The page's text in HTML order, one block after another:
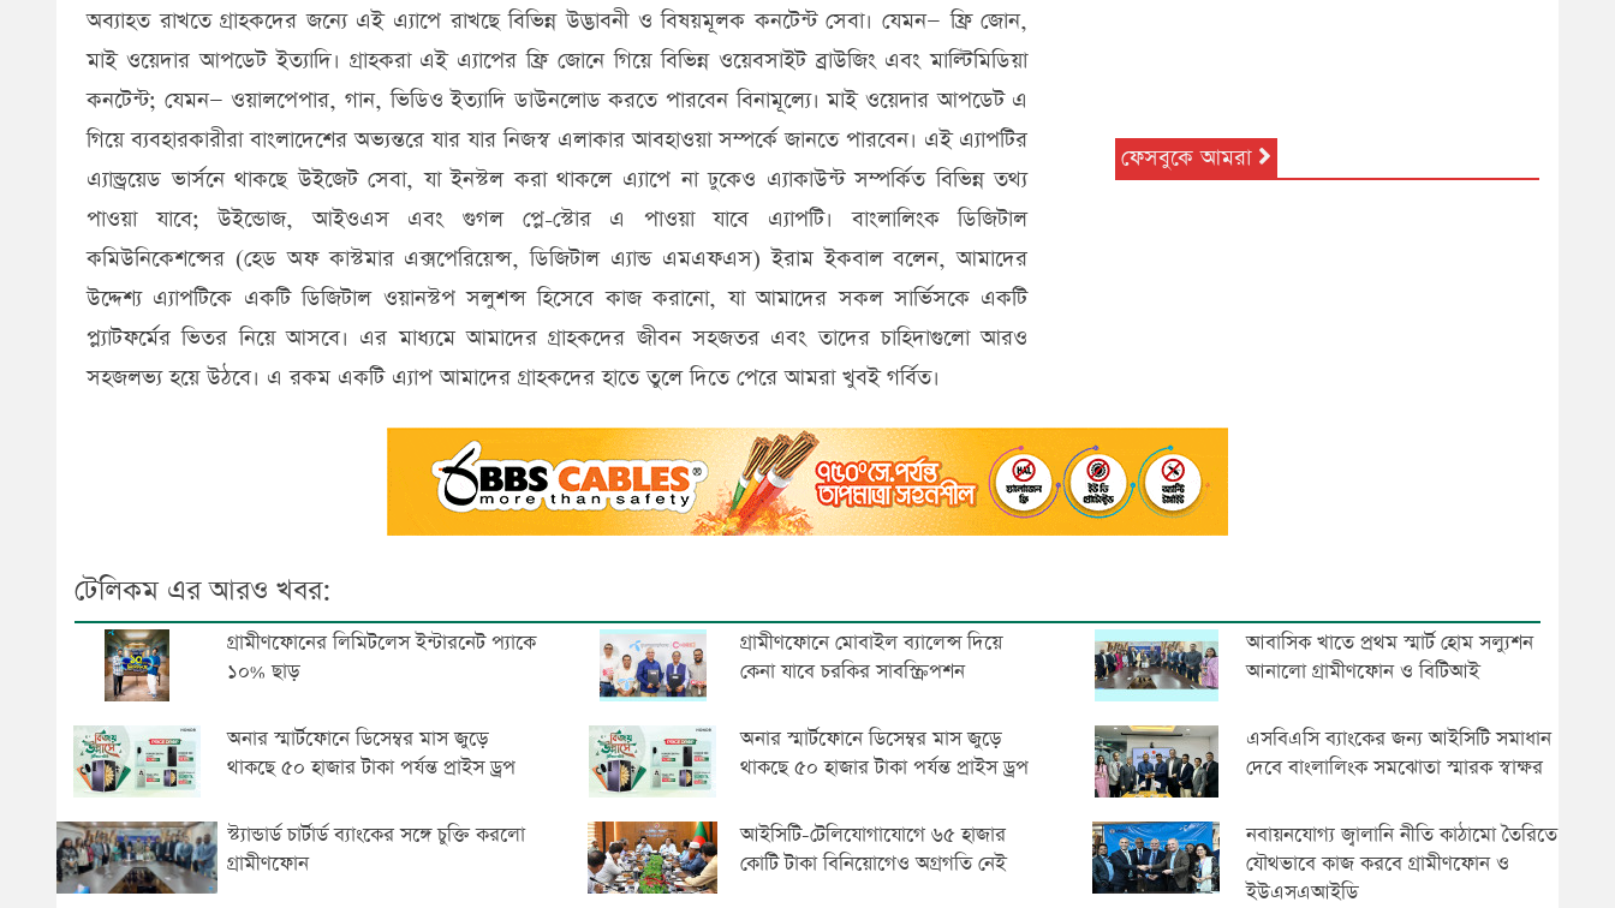
অব্যাহত রাখতে গ্রাহকদের জন্যে এই এ্যাপে রাখছে বিভিন্ন উদ্ভাবনী ও বিষয়মূলক কনটেন্ট সেবা। যেমন— ফ্রি জোন,
মাই ওয়েদার আপডেট ইত্যাদি। গ্রাহকরা এই এ্যাপের ফ্রি জোনে গিয়ে বিভিন্ন ওয়েবসাইট ব্রাউজিং এবং মাল্টিমিডিয়া
কনটেন্ট; যেমন— ওয়ালপেপার, গান, ভিডিও ইত্যাদি ডাউনলোড করতে পারবেন বিনামূল্যে। মাই ওয়েদার আপডেট এ
গিয়ে ব্যবহারকারীরা বাংলাদেশের অভ্যন্তরে যার যার নিজস্ব এলাকার আবহাওয়া সম্পর্কে জানতে পারবেন। এই এ্যাপটির
এ্যান্ড্রয়েড ভার্সনে থাকছে উইজেট সেবা, যা ইনস্টল করা থাকলে এ্যাপে না ঢুকেও এ্যাকাউন্ট সম্পর্কিত বিভিন্ন তথ্য
পাওয়া যাবে; উইন্ডোজ, আইওএস এবং গুগল প্লে-স্টোর এ পাওয়া যাবে এ্যাপটি। বাংলালিংক ডিজিটাল
কমিউনিকেশন্সের (হেড অফ কাস্টমার এক্সপেরিয়েন্স, ডিজিটাল এ্যান্ড এমএফএস) ইরাম ইকবাল বলেন, আমাদের
উদ্দেশ্য এ্যাপটিকে একটি ডিজিটাল ওয়ানস্টপ সলুশন্স হিসেবে কাজ করানো, যা আমাদের সকল সার্ভিসকে একটি
প্ল্যাটফর্মের ভিতর নিয়ে আসবে। এর মাধ্যমে আমাদের গ্রাহকদের জীবন সহজতর এবং তাদের চাহিদাগুলো আরও
সহজলভ্য হয়ে উঠবে। এ রকম একটি এ্যাপ আমাদের গ্রাহকদের হাতে তুলে দিতে পেরে আমরা খুবই গর্বিত।
ফেসবুকে আমরা
টেলিকম এর আরও খবর:
গ্রামীণফোনের লিমিটলেস ইন্টারনেট প্যাকে
১০% ছাড়
গ্রামীণফোনে মোবাইল ব্যালেন্স দিয়ে
কেনা যাবে চরকির সাবস্ক্রিপশন
আবা‌সিক খা‌তে প্রথম স্মার্ট হোম সল্যুশন
আনালো গ্রামীণফোন ও বিটিআই
অনার স্মার্টফোনে ডিসেম্বর মাস জুড়ে
থাকছে ৫০ হাজার টাকা পর্যন্ত প্রাইস ড্রপ
অনার স্মার্টফোনে ডিসেম্বর মাস জুড়ে
থাকছে ৫০ হাজার টাকা পর্যন্ত প্রাইস ড্রপ
এসবিএসি ব্যাংকের জন্য আইসিটি সমাধান
দেবে বাংলালিংক সমঝোতা স্মারক স্বাক্ষর
স্ট্যান্ডার্ড চার্টার্ড ব্যাংকের সঙ্গে চুক্তি করলো
গ্রামীণফোন
আইসিটি-টেলিযোগাযোগে ৬৫ হাজার
কোটি টাকা বিনিয়োগেও অগ্রগতি নেই
নবায়নযোগ্য জ্বালানি নীতি কাঠামো তৈরিতে
যৌথভাবে কাজ করবে গ্রামীণফোন ও
ইউএসএআইডি